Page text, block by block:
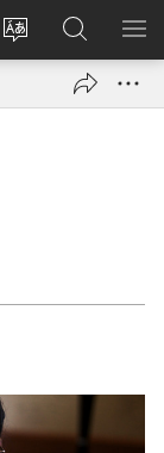
更
登
录
搜
索
JW.ORG
显